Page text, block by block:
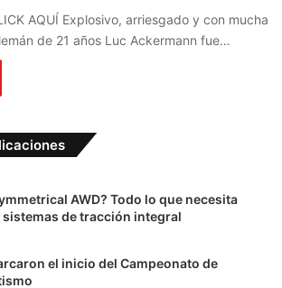
AQUÍ Explosivo, arriesgado y con mucha
de 21 años Luc Ackermann fue…
AWD? Todo lo que necesita
de tracción integral
el inicio del Campeonato de